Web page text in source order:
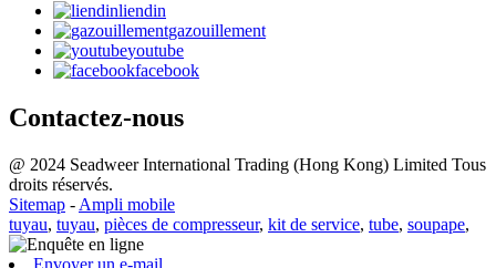
liendin
gazouillement
youtube
facebook
Contactez-nous
@ 2024 Seadweer International Trading (Hong Kong) Limited Tous
droits réservés.
Sitemap - Ampli mobile
tuyau, tuyau, pièces de compresseur, kit de service, tube, soupape,